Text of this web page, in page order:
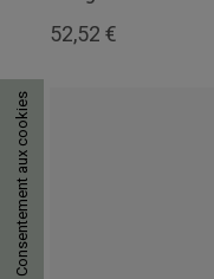
52,52 €
Consentement aux cookies